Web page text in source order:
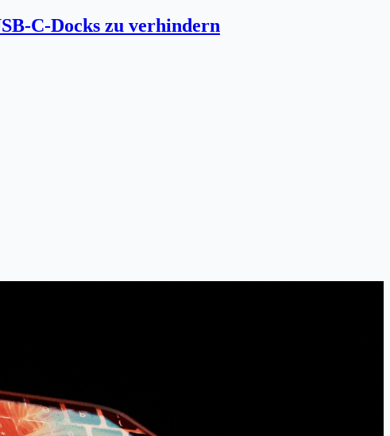
C-Docks zu verhindern